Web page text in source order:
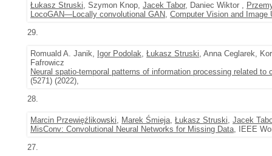
Łukasz Struski, Szymon Knop, Jacek Tabor, Daniec Wiktor ,
LocoGAN—Locally convolutional GAN, Computer Vision and Image
29.
Romuald A. Janik, Igor Podolak, Łukasz Struski, Anna Ceglarek,
Fafrowicz
Neural spatio-temporal patterns of information processing related
(5271) (2022),
28.
Marcin Przewięźlikowski, Marek Śmieja, Łukasz Struski, Jacek
MisConv: Convolutional Neural Networks for Missing Data, IEEE
27.